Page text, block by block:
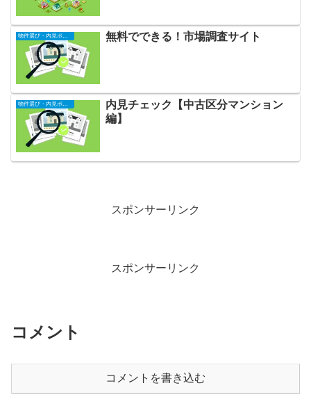
物件選び・内見ポイント 無料でできる！市場調査サイト
物件選び・内見ポイント
内見チェック【中古区分マンション
編】
スポンサーリンク
スポンサーリンク
コメント
コメントを書き込む